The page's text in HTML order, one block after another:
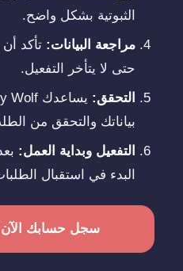
الثبوتية بشكل واضح.
مراجعة البيانات: تأكد
حتى لا يتأخر التفعيل.
التحقق:
بياناتك والتحقق من
التفعيل وبداية العمل:
البدء في استقبال
سجل حسابك